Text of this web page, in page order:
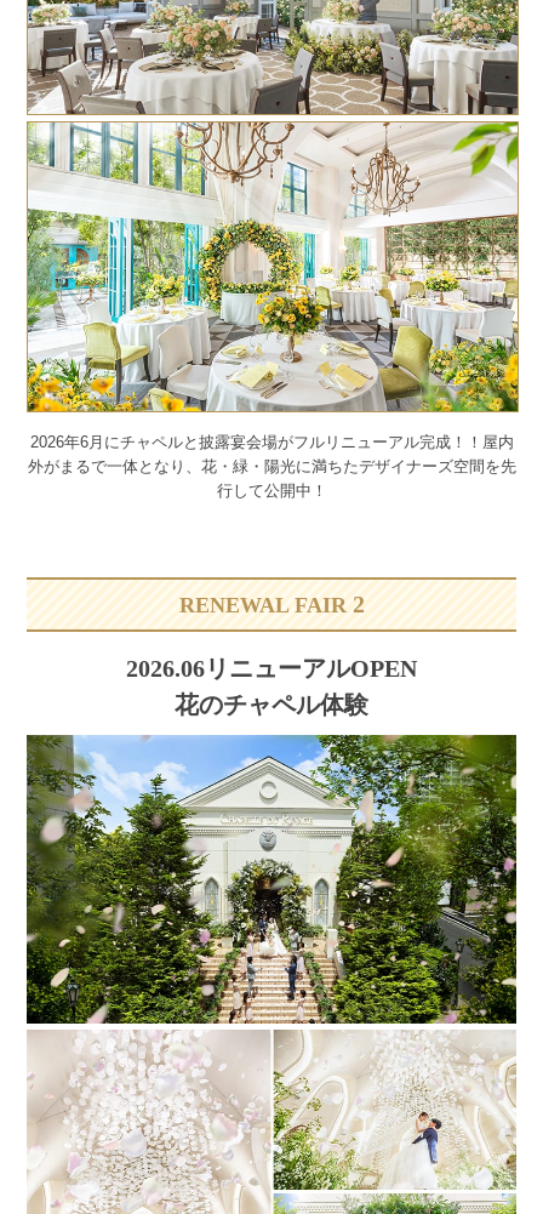
2026年6月にチャペルと披露宴会場がフルリニューアル完成！！ 屋内
外がまるで一体となり、花・緑・陽光に満ちたデザイナーズ空間を先
行して公開中！
RENEWAL FAIR 2
2026.06リニューアルOPEN
花のチャペル体験